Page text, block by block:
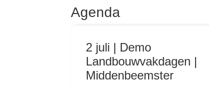
Agenda
2 juli | Demo
Landbouwvakdagen |
Middenbeemster